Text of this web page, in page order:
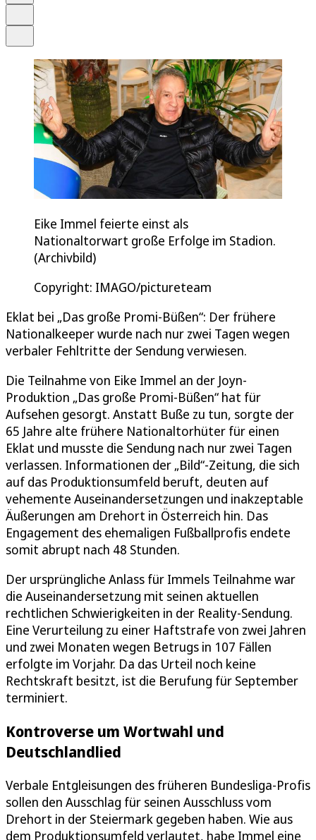
Eike Immel feierte einst als
Nationaltorwart große Erfolge im Stadion.
(Archivbild)
Copyright: IMAGO/pictureteam
Eklat bei „Das große Promi-Büßen“: Der frühere
Nationalkeeper wurde nach nur zwei Tagen wegen
verbaler Fehltritte der Sendung verwiesen.
Die Teilnahme von Eike Immel an der Joyn-
Produktion „Das große Promi-Büßen“ hat für
Aufsehen gesorgt. Anstatt Buße zu tun, sorgte der
65 Jahre alte frühere Nationaltorhüter für einen
Eklat und musste die Sendung nach nur zwei Tagen
verlassen. Informationen der „Bild“-Zeitung, die sich
auf das Produktionsumfeld beruft, deuten auf
vehemente Auseinandersetzungen und inakzeptable
Äußerungen am Drehort in Österreich hin. Das
Engagement des ehemaligen Fußballprofis endete
somit abrupt nach 48 Stunden.
Der ursprüngliche Anlass für Immels Teilnahme war
die Auseinandersetzung mit seinen aktuellen
rechtlichen Schwierigkeiten in der Reality-Sendung.
Eine Verurteilung zu einer Haftstrafe von zwei Jahren
und zwei Monaten wegen Betrugs in 107 Fällen
erfolgte im Vorjahr. Da das Urteil noch keine
Rechtskraft besitzt, ist die Berufung für September
terminiert.
Kontroverse um Wortwahl und
Deutschlandlied
Verbale Entgleisungen des früheren Bundesliga-Profis
sollen den Ausschlag für seinen Ausschluss vom
Drehort in der Steiermark gegeben haben. Wie aus
dem Produktionsumfeld verlautet, habe Immel eine